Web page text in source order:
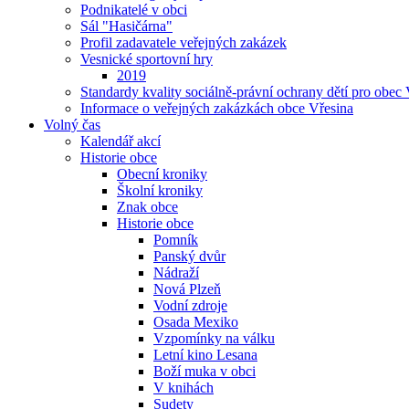
Podnikatelé v obci
Sál "Hasičárna"
Profil zadavatele veřejných zakázek
Vesnické sportovní hry
2019
Standardy kvality sociálně-právní ochrany dětí pro obec
Informace o veřejných zakázkách obce Vřesina
Volný čas
Kalendář akcí
Historie obce
Obecní kroniky
Školní kroniky
Znak obce
Historie obce
Pomník
Panský dvůr
Nádraží
Nová Plzeň
Vodní zdroje
Osada Mexiko
Vzpomínky na válku
Letní kino Lesana
Boží muka v obci
V knihách
Sudety